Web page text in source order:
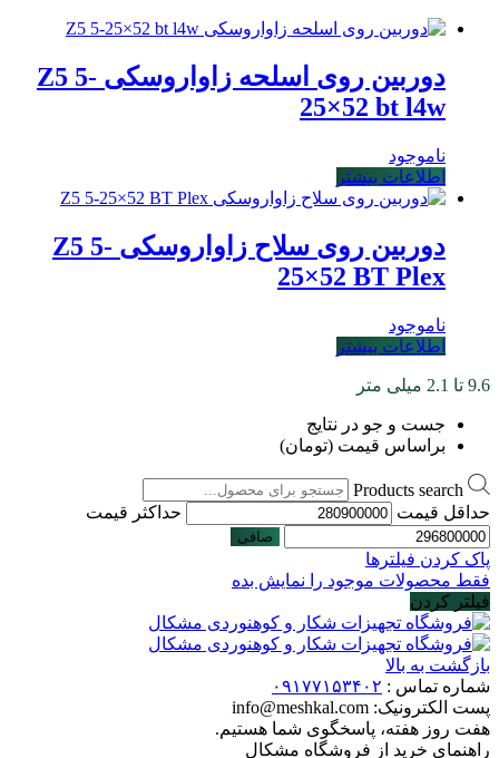
دوربین روی اسلحه زاواروسکی Z5 5-
25×52 bt l4w
ناموجود
اطلاعات بیشتر
دوربین روی سلاح زاواروسکی Z5 5-
25×52 BT Plex
ناموجود
اطلاعات بیشتر
9.6 تا 2.1 میلی متر
جست و جو در نتایج
براساس قیمت (تومان)
Products search
حداقل قیمت
حداكثر قيمت
صافی
پاک کردن فیلترها
فقط محصولات موجود را نمایش بده
فیلتر کردن
بازگشت به بالا
شماره تماس : ۰۹۱۷۷۱۵۳۴۰۲
پست الکترونیک: info@meshkal.com
هفت روز هفته، پاسخگوی شما هستیم.
راهنمای خرید از فروشگاه مشکال